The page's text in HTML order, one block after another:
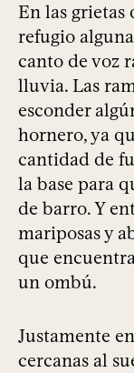
En las grietas
refugio
canto de voz
lluvia. Las
esconder
hornero, ya
cantidad de
la base para
de barro. Y
mariposas y
que
un ombú.
Justamente
cercanas al